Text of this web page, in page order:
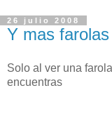
26 julio 2008
Y mas farolas
Solo al ver una
encuentras